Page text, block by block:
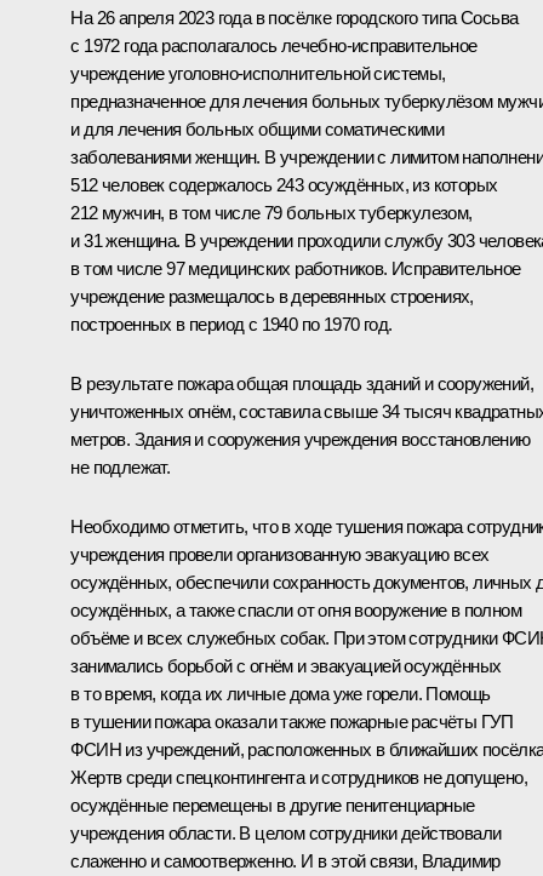
На 26 апреля 2023 года в посёлке городского типа Сосьва
с 1972 года располагалось лечебно-исправительное
учреждение уголовно-исполнительной системы,
предназначенное для лечения больных туберкулёзом
и для лечения больных общими соматическими
заболеваниями женщин. В учреждении с лимитом
512 человек содержалось 243 осуждённых, из которых
212 мужчин, в том числе 79 больных туберкулезом,
и 31 женщина. В учреждении проходили службу 303
в том числе 97 медицинских работников. Исправительное
учреждение размещалось в деревянных строениях,
построенных в период с 1940 по 1970 год.
В результате пожара общая площадь зданий и сооружений,
уничтоженных огнём, составила свыше 34 тысяч
метров. Здания и сооружения учреждения восстановлению
не подлежат.
Необходимо отметить, что в ходе тушения пожара
учреждения провели организованную эвакуацию всех
осуждённых, обеспечили сохранность документов, личных
осуждённых, а также спасли от огня вооружение в полном
объёме и всех служебных собак. При этом сотрудники
занимались борьбой с огнём и эвакуацией осуждённых
в то время, когда их личные дома уже горели. Помощь
в тушении пожара оказали также пожарные расчёты ГУП
ФСИН из учреждений, расположенных в ближайших
Жертв среди спецконтингента и сотрудников не допущено,
осуждённые перемещены в другие пенитенциарные
учреждения области. В целом сотрудники действовали
слаженно и самоотверженно. И в этой связи, Владимир